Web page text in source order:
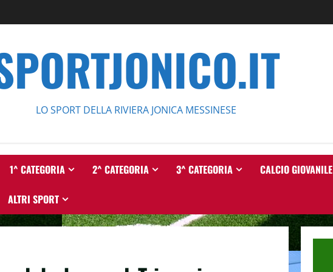
LO SPORT DELLA RIVIERA JONICA MESSINESE
1^ CATEGORIA 2^ CATEGORIA 3^ CATEGORIA CALCIO GIOVANILE
ALTRI SPORT